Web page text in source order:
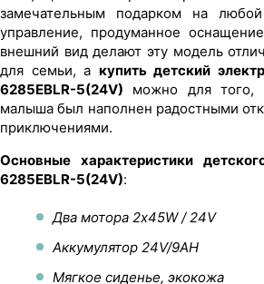
замечательным подарком на
управление, продуманное
внешний вид делают эту модель
для семьи, а купить детский
6285EBLR-5(24V) можно для того,
малыша был наполнен радостными
приключениями.
Основные характеристики
6285EBLR-5(24V):
Два мотора 2х45W / 24V
Аккумулятор 24V/9AH
Мягкое сиденье, экокожа